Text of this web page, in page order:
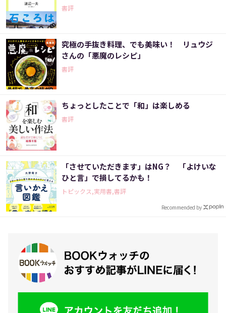
書評
究極の手抜き料理、でも美味い！ リュウジ
さんの「悪魔のレシピ」
書評
ちょっとしたことで「和」は楽しめる
書評
「させていただきます」はNG？ 「よけいな
ひと言」で損してるかも！
トピックス,実用書,書評
Recommended by